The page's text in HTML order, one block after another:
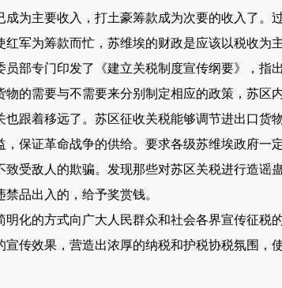
为主要收入，打土豪筹款成为次要的收入了。
军为筹款而忙，苏维埃的财政是应该以税收为
部专门印发了《建立关税制度宣传纲要》，指
的需要与不需要来分别制定相应的政策，苏区
跟着移远了。苏区征收关税能够调节进出口货
保证革命战争的供给。要求各级苏维埃政府一
受敌人的欺骗。发现那些对苏区关税进行造谣
品出入的，给予奖赏钱。
的方式向广大人民群众和社会各界宣传征税
传效果，营造出浓厚的纳税和护税协税氛围，